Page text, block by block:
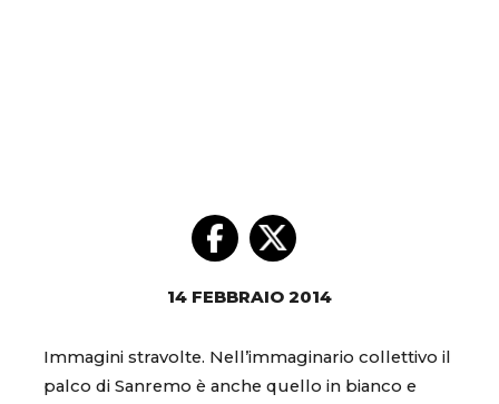
14 FEBBRAIO 2014
Immagini stravolte. Nell’immaginario collettivo il
palco di Sanremo è anche quello in bianco e